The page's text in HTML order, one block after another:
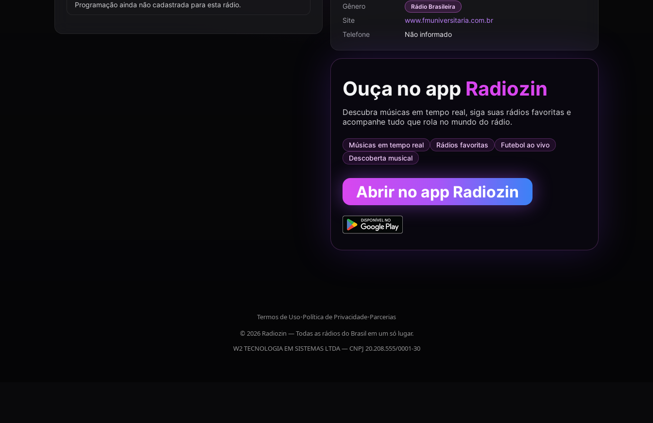
Programação ainda não cadastrada para esta rádio.
Gênero
Rádio Brasileira
Site
www.fmuniversitaria.com.br
Telefone
Não informado
Ouça no app Radiozin
Descubra músicas em tempo real, siga suas rádios favoritas e
acompanhe tudo que rola no mundo do rádio.
Músicas em tempo real Rádios favoritas
Futebol ao vivo
Descoberta musical
Abrir no app Radiozin
Termos de Uso•Política de Privacidade•Parcerias
© 2026 Radiozin — Todas as rádios do Brasil em um só lugar.
W2 TECNOLOGIA EM SISTEMAS LTDA — CNPJ 20.208.555/0001-30